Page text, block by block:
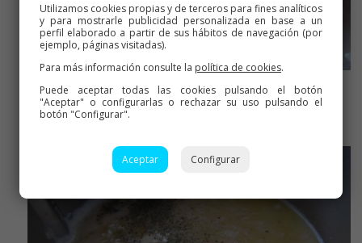
Ahora el bacon
Utilizamos cookies propias y de terceros para fines analíticos
y para mostrarle publicidad personalizada en base a un
perfil elaborado a partir de sus hábitos de navegación (por
ejemplo, páginas visitadas).
Para más información consulte la política de cookies.
Puede aceptar todas las cookies pulsando el botón
"Aceptar" o configurarlas o rechazar su uso pulsando el
botón "Configurar".
Aceptar Configurar